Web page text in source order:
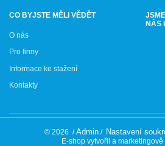
CO BYJSTE MĚLI VĚDĚT
O nás
Pro firmy
Informace ke stažení
Kontakty
NÁS
© 2026 /Admin / Nastavení
E-shop vytvořil a